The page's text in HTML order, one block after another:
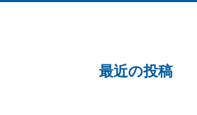
最近の投稿